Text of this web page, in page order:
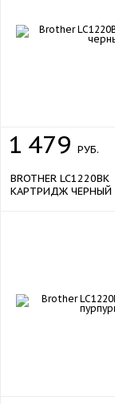
1 479 РУБ.
BROTHER LC1220BK
КАРТРИДЖ ЧЕРНЫЙ